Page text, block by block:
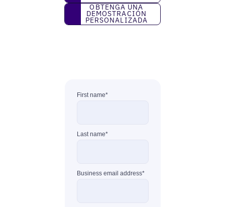
Obtenga una demostración
OBTENGA UNA
DEMOSTRACIÓN
PERSONALIZADA